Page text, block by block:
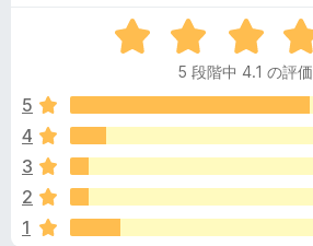
ラ
ウ
ザ
ー
ド
オ
ン
a
n
t
5
段
中
.
の
価
5 段階中 4.1 の評価
5
4
3
2
1